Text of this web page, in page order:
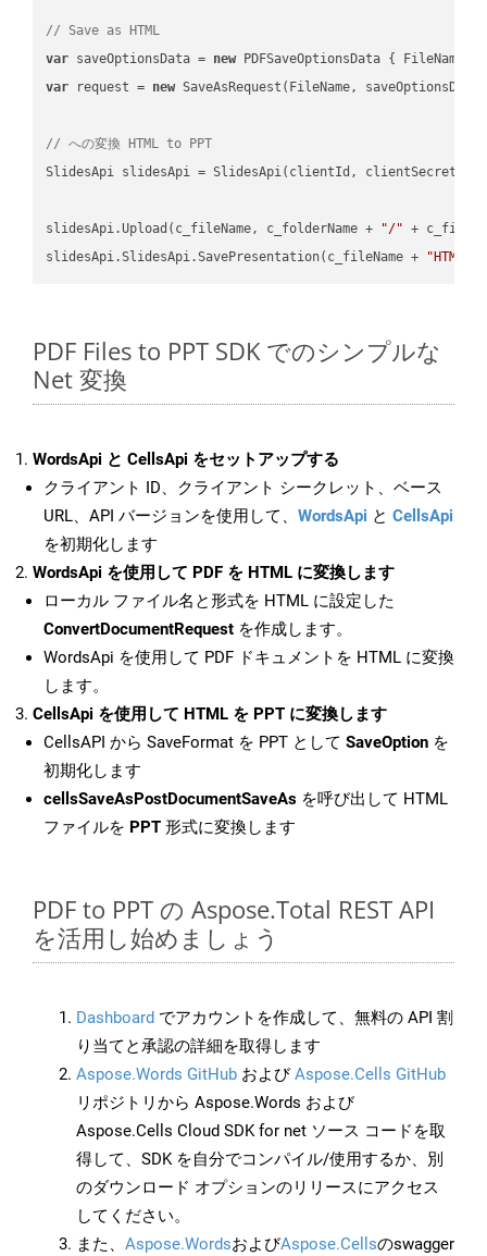
// Save as HTML
var saveOptionsData = new PDFSaveOptionsData { FileName =
var request = new SaveAsRequest(FileName,
// への変換 HTML to PPT
SlidesApi slidesApi = SlidesApi(clientId, clientSecret);
slidesApi.Upload(c_fileName, c_folderName + "/" +
slidesApi.SlidesApi.SavePresentation(c_fileName +
"HTML"
PDF Files to PPT SDK でのシンプルな
Net 変換
WordsApi と CellsApi をセットアップする
クライアント ID、クライアント シークレット、ベース
URL、API バージョンを使用して、 WordsApi と CellsApi
を初期化します
WordsApi を使用して PDF を HTML に変換します
ローカル ファイル名と形式を HTML に設定した
ConvertDocumentRequest を作成します。
WordsApi を使用して PDF ドキュメントを HTML に変換
します。
CellsApi を使用して HTML を PPT に変換します
CellsAPI から SaveFormat を PPT として SaveOption を
初期化します
cellsSaveAsPostDocumentSaveAs を呼び出して HTML
ファイルを PPT 形式に変換します
PDF to PPT の Aspose.Total REST API
を活用し始めましょう
Dashboard でアカウントを作成して、無料の API 割
り当てと承認の詳細を取得します
Aspose.Words GitHub およびAspose.Cells GitHub
リポジトリから Aspose.Words および
Aspose.Cells Cloud SDK for net ソース コードを取
得して、SDK を自分でコンパイル/使用するか、別
のダウンロード オプションのリリースにアクセス
してください。
また、 Aspose.WordsおよびAspose.Cellsのswagger